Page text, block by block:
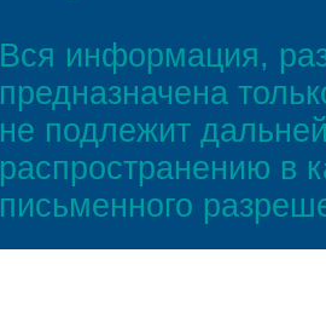
Вся информация,
предназначена
не подлежит
распространению в
письменного